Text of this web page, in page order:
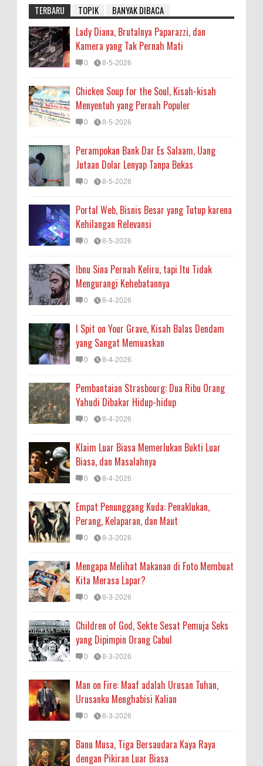
TERBARU TOPIK BANYAK DIBACA
Lady Diana, Brutalnya Paparazzi, dan
Kamera yang Tak Pernah Mati
0 8-5-2026
Chicken Soup for the Soul, Kisah-kisah
Menyentuh yang Pernah Populer
0 8-5-2026
Perampokan Bank Dar Es Salaam, Uang
Jutaan Dolar Lenyap Tanpa Bekas
0 8-5-2026
Portal Web, Bisnis Besar yang Tutup karena
Kehilangan Relevansi
0 8-5-2026
Ibnu Sina Pernah Keliru, tapi Itu Tidak
Mengurangi Kehebatannya
0 8-4-2026
I Spit on Your Grave, Kisah Balas Dendam
yang Sangat Memuaskan
0 8-4-2026
Pembantaian Strasbourg: Dua Ribu Orang
Yahudi Dibakar Hidup-hidup
0 8-4-2026
Klaim Luar Biasa Memerlukan Bukti Luar
Biasa, dan Masalahnya
0 8-4-2026
Empat Penunggang Kuda: Penaklukan,
Perang, Kelaparan, dan Maut
0 8-3-2026
Mengapa Melihat Makanan di Foto Membuat
Kita Merasa Lapar?
0 8-3-2026
Children of God, Sekte Sesat Pemuja Seks
yang Dipimpin Orang Cabul
0 8-3-2026
Man on Fire: Maaf adalah Urusan Tuhan,
Urusanku Menghabisi Kalian
0 8-3-2026
Banu Musa, Tiga Bersaudara Kaya Raya
dengan Pikiran Luar Biasa